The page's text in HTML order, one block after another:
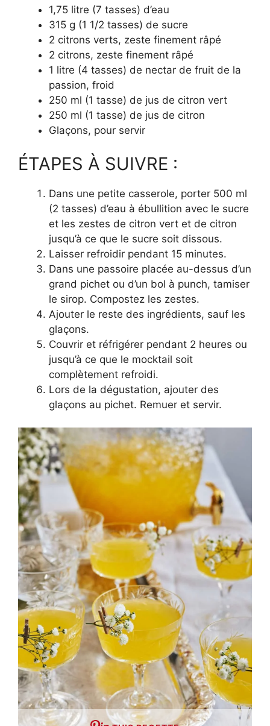
1,75 litre (7 tasses) d’eau
315 g (1 1/2 tasses) de sucre
2 citrons verts, zeste finement râpé
2 citrons, zeste finement râpé
1 litre (4 tasses) de nectar de fruit de la
passion, froid
250 ml (1 tasse) de jus de citron vert
250 ml (1 tasse) de jus de citron
Glaçons, pour servir
ÉTAPES À SUIVRE :
Dans une petite casserole, porter 500 ml
(2 tasses) d’eau à ébullition avec le sucre
et les zestes de citron vert et de citron
jusqu’à ce que le sucre soit dissous.
Laisser refroidir pendant 15 minutes.
Dans une passoire placée au-dessus d’un
grand pichet ou d’un bol à punch, tamiser
le sirop. Compostez les zestes.
Ajouter le reste des ingrédients, sauf les
glaçons.
Couvrir et réfrigérer pendant 2 heures ou
jusqu’à ce que le mocktail soit
complètement refroidi.
Lors de la dégustation, ajouter des
glaçons au pichet. Remuer et servir.